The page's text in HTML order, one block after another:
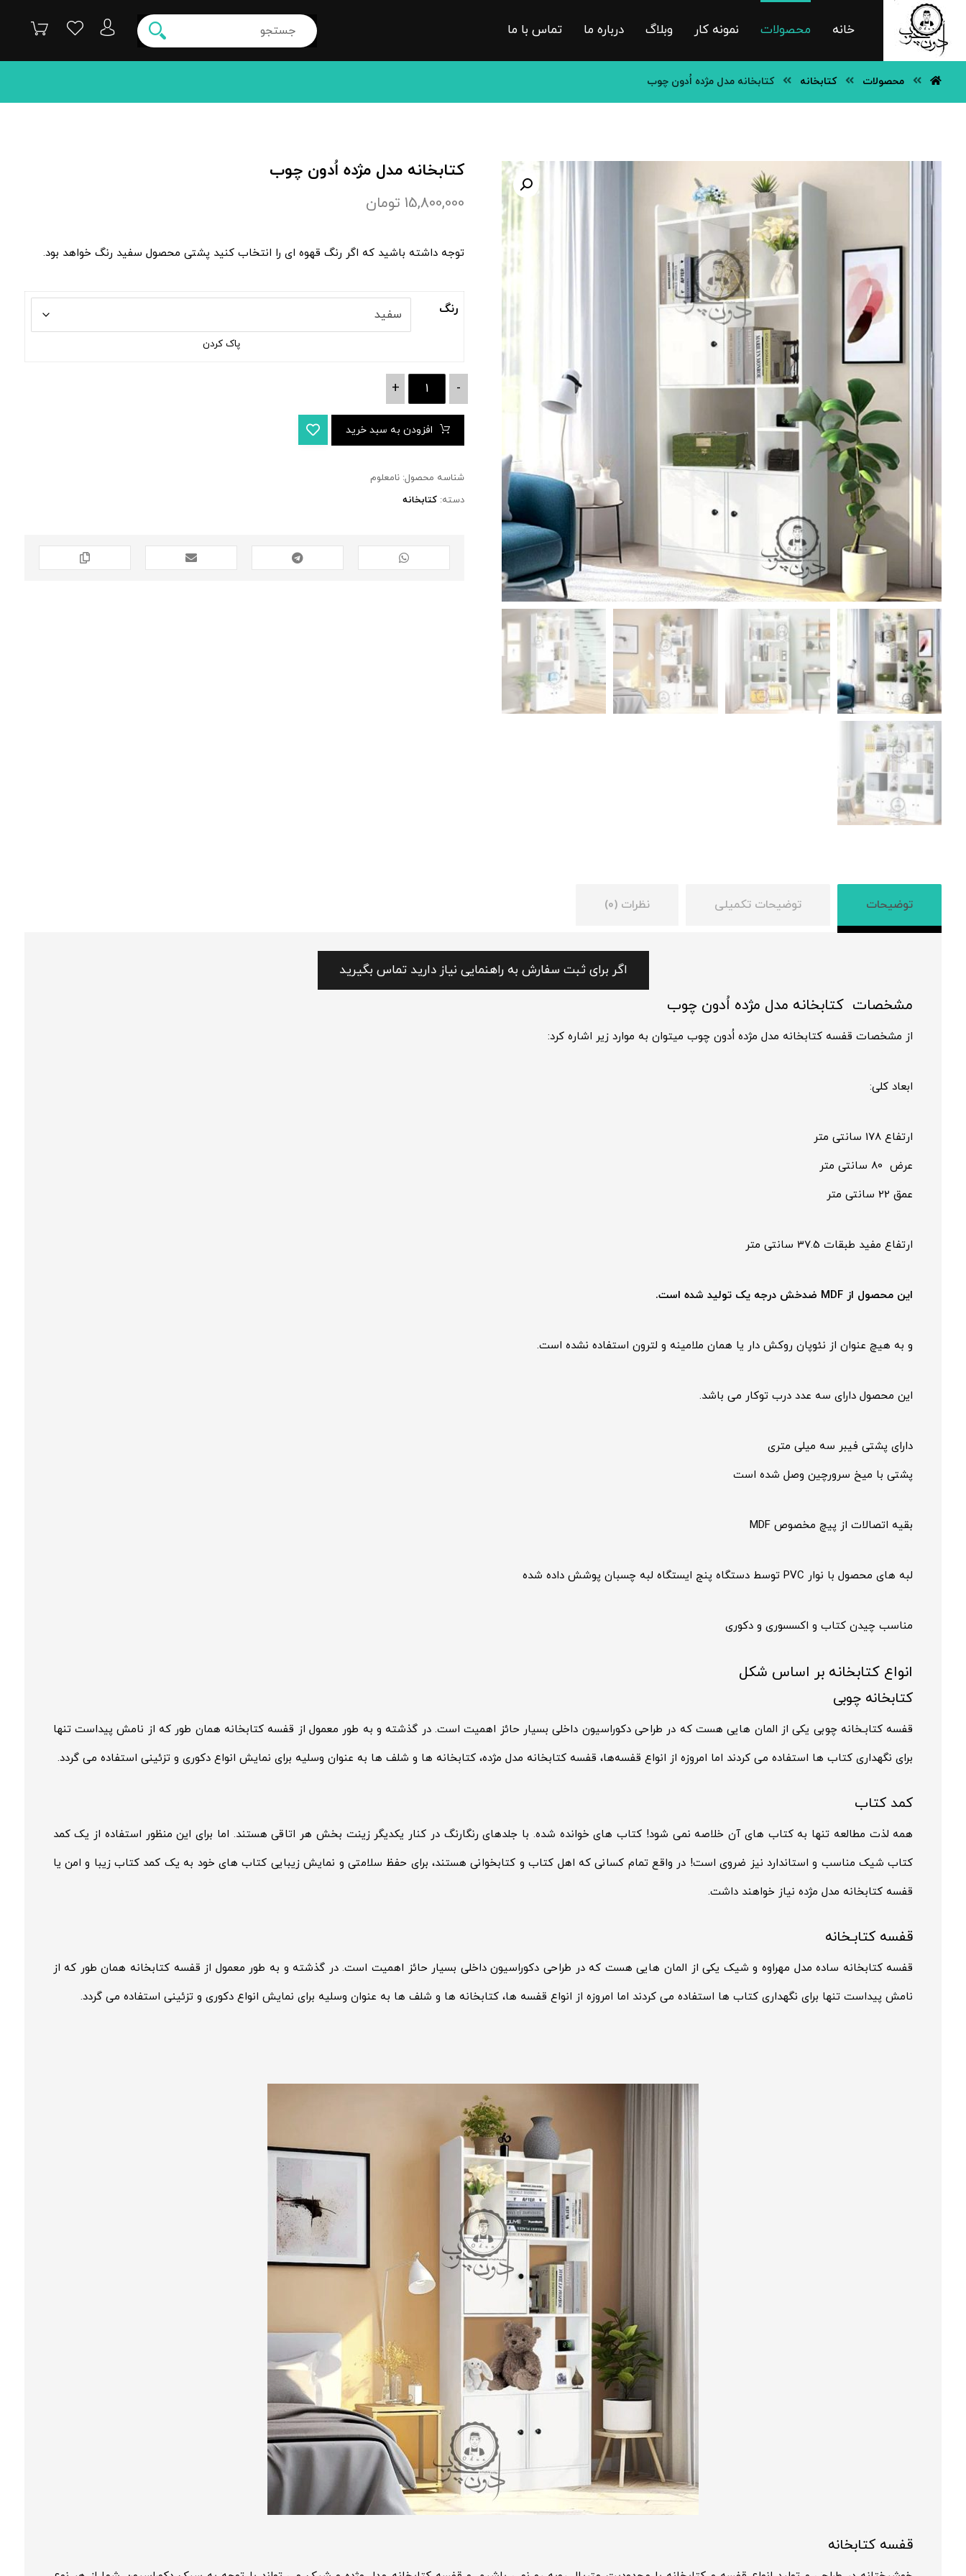
خانه محصولات نمونه کار وبلاگ درباره ما تماس با ما
محصولات کتابخانه کتابخانه مدل مژده اُدون چوب
کتابخانه مدل مژده اُدون چوب
15,800,000 تومان
توجه داشته باشید که اگر رنگ قهوه ای را انتخاب کنید پشتی محصول سفید رنگ خواهد بود.
رنگ
پاک کردن
-
+
افزودن به سبد خرید
شناسه محصول: نامعلوم
دسته: کتابخانه
توضیحات توضیحات تکمیلی نظرات (0)
اگر برای ثبت سفارش به راهنمایی نیاز دارید تماس بگیرید
مشخصات کتابخانه مدل مژده اُدون چوب
از مشخصات قفسه کتابخانه مدل مژده اُدون چوب میتوان به موارد زیر اشاره کرد:
ابعاد کلی:
ارتفاع 178 سانتی متر
عرض 80 سانتی متر
عمق 22 سانتی متر
ارتفاع مفید طبقات 37.5 سانتی متر
این محصول از MDF ضدخش درجه یک تولید شده است.
و به هیچ عنوان از نئوپان روکش دار یا همان ملامینه و لترون استفاده نشده است.
این محصول دارای سه عدد درب توکار می باشد.
دارای پشتی فیبر سه میلی متری
پشتی با میخ سرورچین وصل شده است
بقیه اتصالات از پیچ مخصوص MDF
لبه های محصول با نوار PVC توسط دستگاه پنج ایستگاه لبه چسبان پوشش داده شده
مناسب چیدن کتاب و اکسسوری و دکوری
انواع کتابخانه بر اساس شکل
کتابخانه چوبی
قفسه کتابـخانه چوبی یکی از المان هایی هست که در طراحی دکوراسیون داخلی بسیار حائز اهمیت است. در گذشته و به طور معمول از قفسه کتابخانه همان طور که از نامش پیداست تنها
برای نگهداری کتاب ها استفاده می کردند اما امروزه از انواع قفسه‌ها، قفسه کتابخانه مدل مژده، کتابخانه ها و شلف ها به عنوان وسلیه برای نمایش انواع دکوری و تزئینی استفاده می گردد.
کمد کتاب
همه لذت مطالعه تنها به کتاب های آن خلاصه نمی شود! کتاب های خوانده شده. با جلدهای رنگارنگ در کنار یکدیگر زینت بخش هر اتاقی هستند. اما برای این منظور استفاده از یک کمد
کتاب شیک مناسب و استاندارد نیز ضروی است! در واقع تمام کسانی که اهل کتاب و کتابخوانی هستند، برای حفظ سلامتی و نمایش زیبایی کتاب های خود به یک کمد کتاب زیبا و امن یا
قفسه کتابخانه مدل مژده نیاز خواهند داشت.
قفسه کتابـخانه
قفسه کتابخانه ساده مدل مهراوه و شیک یکی از المان هایی هست که در طراحی دکوراسیون داخلی بسیار حائز اهمیت است. در گذشته و به طور معمول از قفسه کتابخانه همان طور که از
نامش پیداست تنها برای نگهداری کتاب ها استفاده می کردند اما امروزه از انواع قفسه ها، کتابخانه ها و شلف ها به عنوان وسلیه برای نمایش انواع دکوری و تزئینی استفاده می گردد.
قفسه کتابخانه